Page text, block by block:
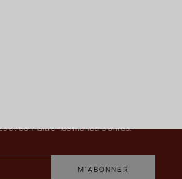
et connaître nos meilleurs offres.
M'ABONNER